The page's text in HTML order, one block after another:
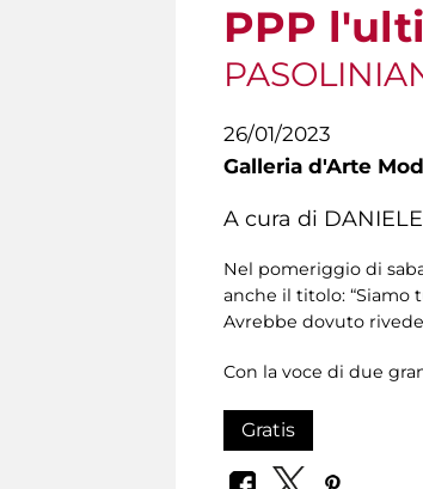
You are here
PPP
26/01/2023
Galleria d'Arte
A cura di
Nel pomeriggio di
anche il titolo: “Siamo
Avrebbe dovuto
Con la voce di due
Gratis